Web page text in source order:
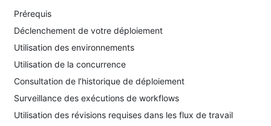
Prérequis
Déclenchement de votre déploiement
Utilisation des environnements
Utilisation de la concurrence
Consultation de l’historique de déploiement
Surveillance des exécutions de workflows
Utilisation des révisions requises dans les flux de travail